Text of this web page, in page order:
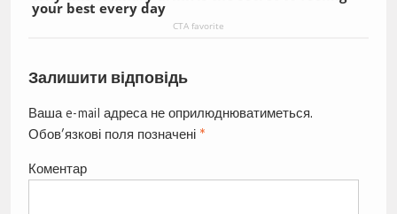
your best every day
CTA favorite
Залишити відповідь
Ваша e-mail адреса не оприлюднюватиметься.
Обов’язкові поля позначені *
Коментар